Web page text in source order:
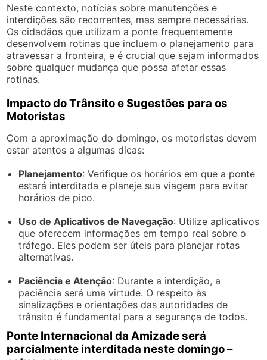
Neste contexto, notícias sobre manutenções e
interdições são recorrentes, mas sempre necessárias.
Os cidadãos que utilizam a ponte frequentemente
desenvolvem rotinas que incluem o planejamento para
atravessar a fronteira, e é crucial que sejam informados
sobre qualquer mudança que possa afetar essas
rotinas.
Impacto do Trânsito e Sugestões para os
Motoristas
Com a aproximação do domingo, os motoristas devem
estar atentos a algumas dicas:
Planejamento: Verifique os horários em que a ponte
estará interditada e planeje sua viagem para evitar
horários de pico.
Uso de Aplicativos de Navegação: Utilize aplicativos
que oferecem informações em tempo real sobre o
tráfego. Eles podem ser úteis para planejar rotas
alternativas.
Paciência e Atenção: Durante a interdição, a
paciência será uma virtude. O respeito às
sinalizações e orientações das autoridades de
trânsito é fundamental para a segurança de todos.
Ponte Internacional da Amizade será
parcialmente interditada neste domingo –